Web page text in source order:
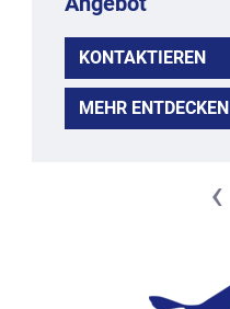
KONTAKTIEREN
MEHR ENTDECKEN
‹